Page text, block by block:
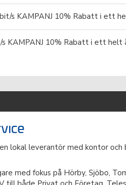
s KAMPANJ 10% Rabatt i ett
KAMPANJ 10% Rabatt i ett helt
lokal leverantör med kontor
med fokus på Hörby, Sjöbo,